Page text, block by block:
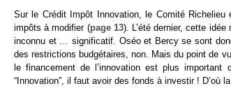
Sur le Crédit Impôt Innovation, le Comité
impôts à modifier (page 13). L’été dernier, cette
inconnu et … significatif. Oséo et Bercy se sont
des restrictions budgétaires, non. Mais du point de
le financement de l’innovation est plus important
“Innovation”, il faut avoir des fonds à investir ! D’où